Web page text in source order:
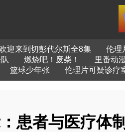
迎来到切彭代尔斯全8集 伦理
燃烧吧！废柴！ 里番动
篮球少年张 伦理片可疑诊疗
患者与医疗体